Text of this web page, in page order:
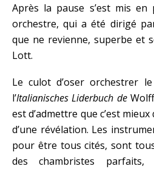
Après la pause s’est mis
orchestre, qui a été dirigé
que ne revienne, superbe et
Lott.
Le culot d’oser orchestrer
l’Italianisches Liderbuch deWolff
est d’admettre que c’est
d’une révélation. Les
pour être tous cités, sont
des chambristes parfaits,